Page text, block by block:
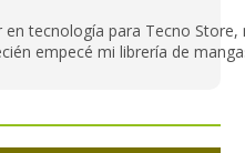
tecnología para Tecno Store,
empecé mi librería de